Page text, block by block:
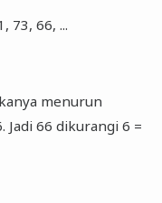
73, 66, ...
menurun
Jadi 66 dikurangi 6 =